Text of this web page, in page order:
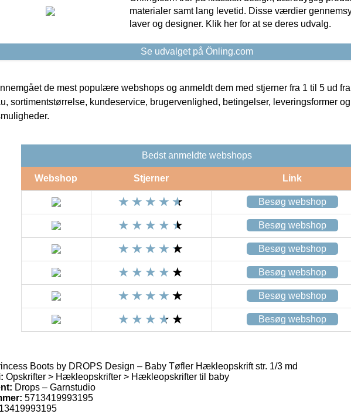
materialer samt lang levetid. Disse værdier
laver og designer. Klik her for at se deres udvalg.
Se udvalget på Önling.com
de mest populære webshops og anmeldt dem med stjerner fra 1 til 5 ud
sortimentstørrelse, kundeservice, brugervenlighed, betingelser, leveringsformer og
Bedst anmeldte webshops
Webshop Stjerner Link
Besøg webshop
Besøg webshop
Besøg webshop
Besøg webshop
Besøg webshop
Besøg webshop
Boots by DROPS Design – Baby Tøfler Hækleopskrift str. 1/3 md
Opskrifter > Hækleopskrifter > Hækleopskrifter til baby
Drops – Garnstudio
5713419993195